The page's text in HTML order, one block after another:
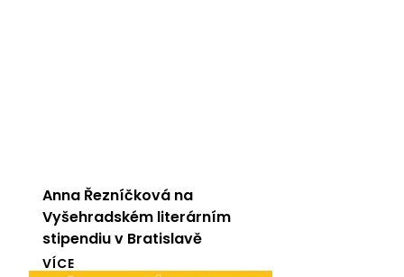
Anna Řezníčková na
Vyšehradském literárním
stipendiu v Bratislavě
VÍCE